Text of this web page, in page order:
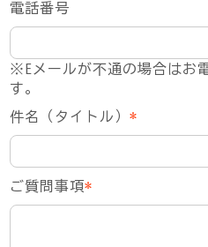
電話番号
※Eメールが不通の場合はお
す。
件名（タイトル）*
ご質問事項*